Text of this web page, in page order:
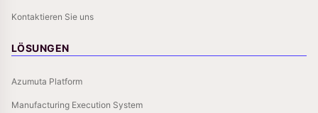
Kontaktieren Sie uns
LÖSUNGEN
Azumuta Platform
Manufacturing Execution System